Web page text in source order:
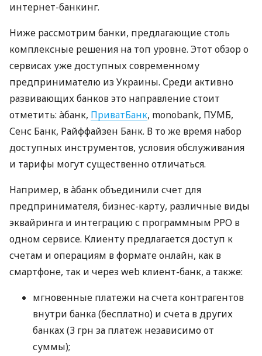
интернет-банкинг.
Ниже рассмотрим банки, предлагающие столь
комплексные решения на топ уровне. Этот обзор о
сервисах уже доступных современному
предпринимателю из Украины. Среди активно
развивающих банков это направление стоит
отметить: àбанк, ПриватБанк, monobank, ПУМБ,
Сенс Банк, Райффайзен Банк. В то же время набор
доступных инструментов, условия обслуживания
и тарифы могут существенно отличаться.
Например, в àбанк объединили счет для
предпринимателя, бизнес-карту, различные виды
эквайринга и интеграцию с программным РРО в
одном сервисе. Клиенту предлагается доступ к
счетам и операциям в формате онлайн, как в
смартфоне, так и через web клиент-банк, а также:
мгновенные платежи на счета контрагентов
внутри банка (бесплатно) и счета в других
банках (3 грн за платеж независимо от
суммы);